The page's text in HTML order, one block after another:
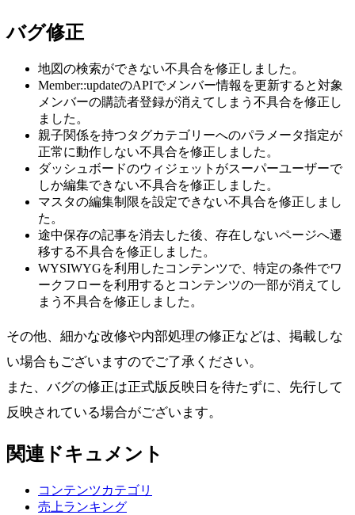
バグ修正
地図の検索ができない不具合を修正しました。
Member::updateのAPIでメンバー情報を更新すると対象
メンバーの購読者登録が消えてしまう不具合を修正し
ました。
親子関係を持つタグカテゴリーへのパラメータ指定が
正常に動作しない不具合を修正しました。
ダッシュボードのウィジェットがスーパーユーザーで
しか編集できない不具合を修正しました。
マスタの編集制限を設定できない不具合を修正しまし
た。
途中保存の記事を消去した後、存在しないページへ遷
移する不具合を修正しました。
WYSIWYGを利用したコンテンツで、特定の条件でワ
ークフローを利用するとコンテンツの一部が消えてし
まう不具合を修正しました。
その他、細かな改修や内部処理の修正などは、掲載しな
い場合もございますのでご了承ください。
また、バグの修正は正式版反映日を待たずに、先行して
反映されている場合がございます。
関連ドキュメント
コンテンツカテゴリ
売上ランキング